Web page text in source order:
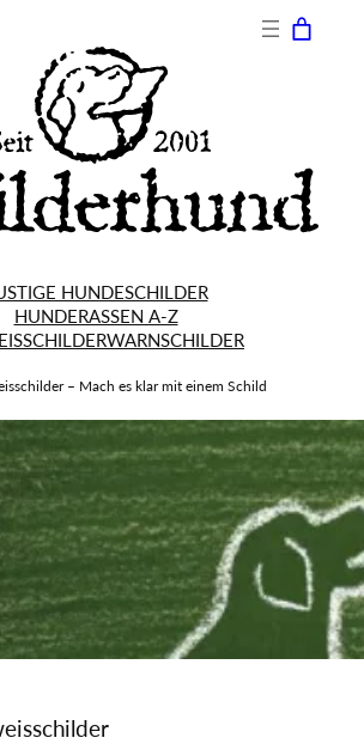
HUNDESCHILDER
HUNDERASSEN A-Z
WARNSCHILDER
– Mach es klar mit einem Schild